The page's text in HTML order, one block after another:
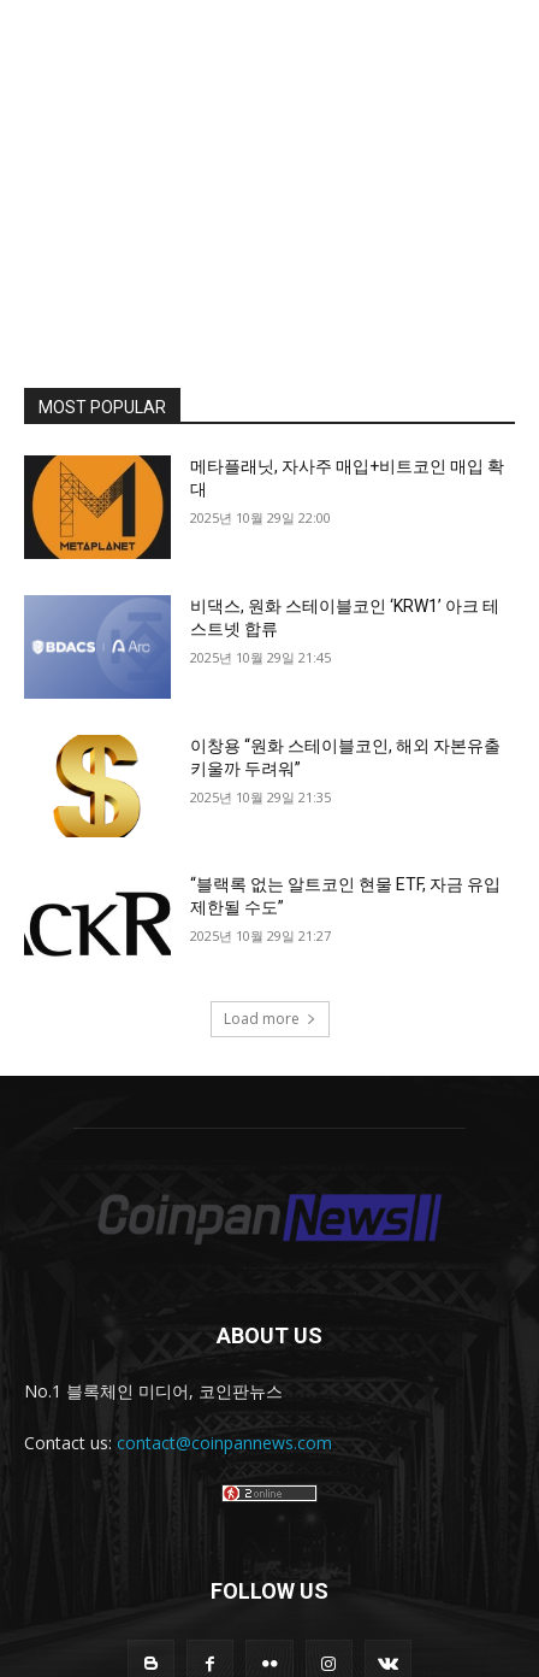
ABOUT US
No.1 블록체인 미디어, 코인판뉴스
Contact us: contact@coinpannews.com
FOLLOW US